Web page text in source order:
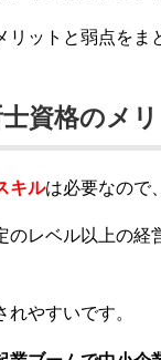
リットと弱点をま
資格のメ
キルは必要なので
のレベル以上の
やすいです。